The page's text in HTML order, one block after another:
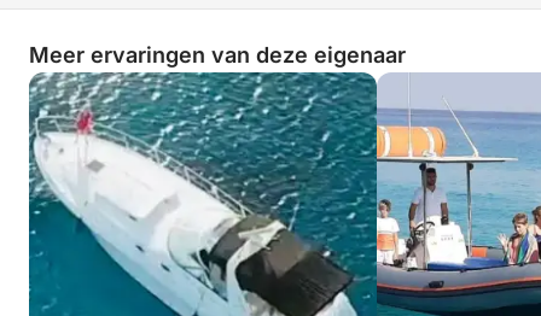
Meer ervaringen van deze eigenaar